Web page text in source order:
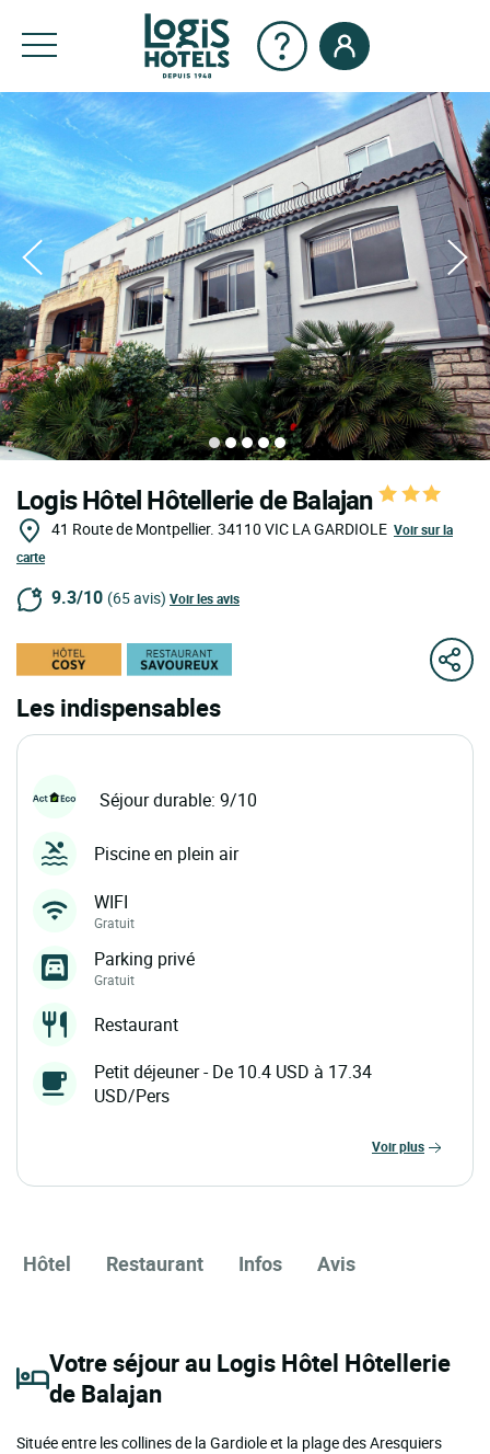
Logis Hôtel Hôtellerie de Balajan
41 Route de Montpellier. 34110 VIC LA GARDIOLE Voir sur la
carte
9.3/10 (65 avis) Voir les avis
Les indispensables
Séjour durable: 9/10
Piscine en plein air
WIFI
Gratuit
Parking privé
Gratuit
Restaurant
Petit déjeuner - De 10.4 USD à 17.34
USD/Pers
voir plus
Hôtel Restaurant Infos Avis
Votre séjour au Logis Hôtel Hôtellerie
de Balajan
Située entre les collines de la Gardiole et la plage des Aresquiers